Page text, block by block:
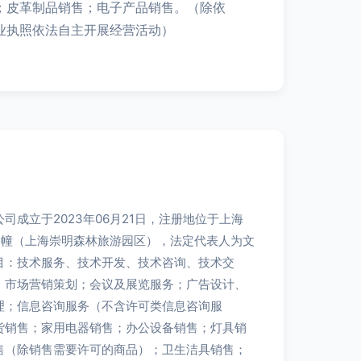
革制品销售；电子产品销售。（除依
照依法自主开展经营活动）
司成立于2023年06月21日，注册地位于上海
（上海崇明森林旅游园区），法定代表人为文
技术服务、技术开发、技术咨询、技术交
场营销策划；会议及展览服务；广告设计、
信息咨询服务（不含许可类信息咨询服
售；家用电器销售；办公设备销售；灯具销
除销售需要许可的商品）；卫生洁具销售；